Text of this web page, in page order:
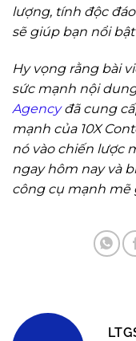
lượng, tính độc
sẽ giúp bạn nổi
Hy vọng rằng bài
sức mạnh nội dung
Agencyđã cung
mạnh của 10X
nó vào chiến lược
ngay hôm nay và
công cụ mạnh